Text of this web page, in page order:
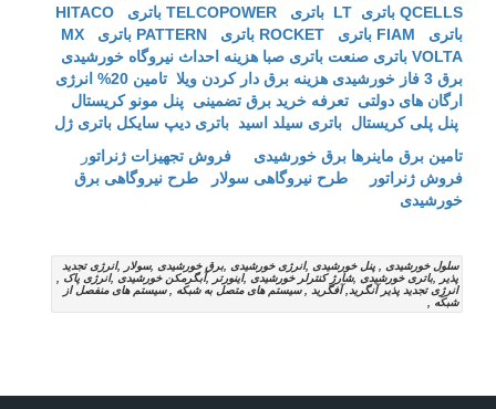
QCELLS باتری LT باتری TELCOPOWER
باتری HITACO
باتری FIAM
باتری ROCKET باتری PATTERN
باتری MX
VOLTA باتری صنعت باتری صبا هزینه احداث نیروگاه خورشیدی
برق 3 فاز خورشیدی
هزینه برق دار کردن ویلا
تامین 20% انرژی
ارگان های دولتی تعرفه خرید برق تضمینی پنل مونو کریستال
پنل پلی کریستال باتری سیلد اسید باتری دیپ سایکل باتری ژل
تامین برق ماینرها برق خورشیدی
فروش تجهیزات ژنراتور
فروش ژنراتور
طرح نیروگاهی سولار
طرح نیروگاهی برق
خورشیدی
سلول خورشیدی , پنل خورشیدی ,انرژی خورشیدی ,برق خورشیدی ,سولار ,انرژی تجدید
پذیر ,باتری خورشیدی ,شارژ کنترلر خورشیدی ,اینورتر ,آبگرمکن خورشیدی ,انرژی پاک ,
انرژِی تجدید پذیر آنگرید, آفگرید , سیستم های متصل به شبکه , سیستم های منفصل از
شبکه ,